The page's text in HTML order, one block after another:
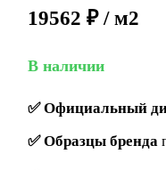
19562 ₽ / м2
В наличии
✅Официальный
✅Образцы бренда